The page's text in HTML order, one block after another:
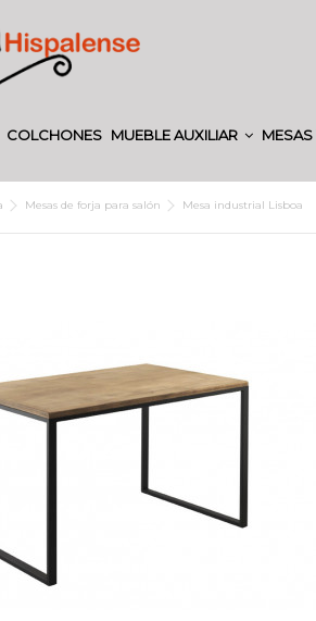
COLCHONES MUEBLE AUXILIAR MESAS
Mesas de forja para salón Mesa industrial Lisboa